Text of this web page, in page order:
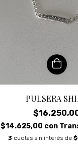
PULSERA
$14.625,00 con
3 cuotas sin interés de